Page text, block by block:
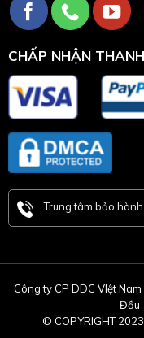
CHẤP NHẬN
Trung tâm bảo
Công ty CP DDC VIệt
Đầu
© COPYRIGHT